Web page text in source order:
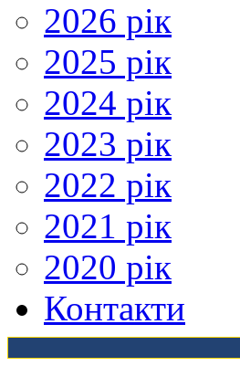
2026 рік
2025 рік
2024 рік
2023 рік
2022 рік
2021 рік
2020 рік
Контакти